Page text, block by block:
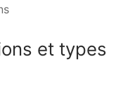
et types